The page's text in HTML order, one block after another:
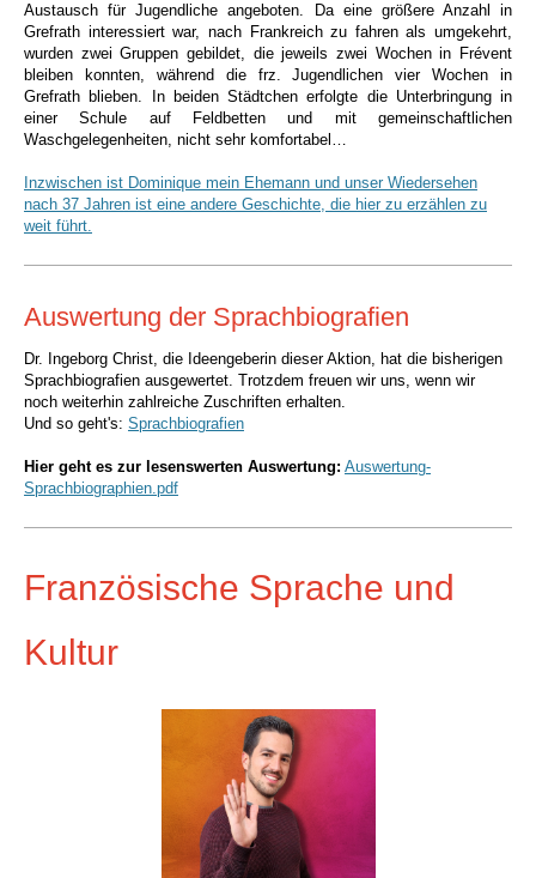
Austausch für Jugendliche angeboten. Da eine größere Anzahl in
Grefrath interessiert war, nach Frankreich zu fahren als umgekehrt,
wurden zwei Gruppen gebildet, die jeweils zwei Wochen in Frévent
bleiben konnten, während die frz. Jugendlichen vier Wochen in
Grefrath blieben. In beiden Städtchen erfolgte die Unterbringung in
einer Schule auf Feldbetten und mit gemeinschaftlichen
Waschgelegenheiten, nicht sehr komfortabel…
Inzwischen ist Dominique mein Ehemann und unser Wiedersehen
nach 37 Jahren ist eine andere Geschichte, die hier zu erzählen zu
weit führt.
Auswertung der Sprachbiografien
Dr. Ingeborg Christ, die Ideengeberin dieser Aktion, hat die bisherigen
Sprachbiografien ausgewertet. Trotzdem freuen wir uns, wenn wir
noch weiterhin zahlreiche Zuschriften erhalten.
Und so geht's: Sprachbiografien
Hier geht es zur lesenswerten Auswertung: Auswertung-
Sprachbiographien.pdf
Französische Sprache und
Kultur